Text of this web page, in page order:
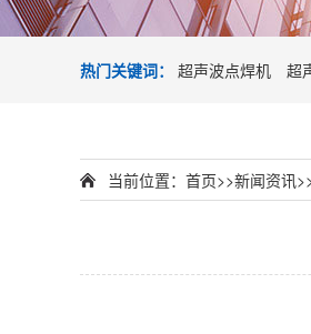
热门关键词： 超声波点焊机 超
当前位置： 首页>>新闻资讯